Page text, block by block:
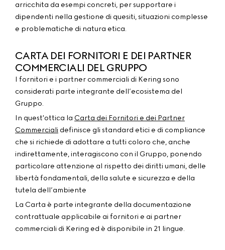
arricchita da esempi concreti, per supportare i
dipendenti nella gestione di quesiti, situazioni complesse
e problematiche di natura etica.
CARTA DEI FORNITORI E DEI PARTNER
COMMERCIALI DEL GRUPPO
I fornitori e i partner commerciali di Kering sono
considerati parte integrante dell’ecosistema del
Gruppo.
In quest'ottica la Carta dei Fornitori e dei Partner
Commerciali definisce gli standard etici e di compliance
che si richiede di adottare a tutti coloro che, anche
indirettamente, interagiscono con il Gruppo, ponendo
particolare attenzione al rispetto dei diritti umani, delle
libertà fondamentali, della salute e sicurezza e della
tutela dell’ambiente
La Carta è parte integrante della documentazione
contrattuale applicabile ai fornitori e ai partner
commerciali di Kering ed è disponibile in 21 lingue.